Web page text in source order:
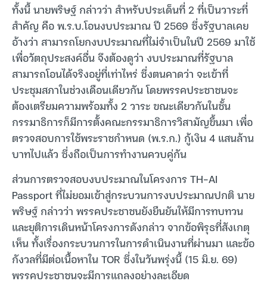
ทั้งนี้ นายพริษฐ์ กล่าวว่า สำหรับประเด็นที่ 2 ที่เป็นวาระที่
สำคัญ คือ พ.ร.บ.โอนงบประมาณ ปี 2569 ซึ่งรัฐบาลเคย
อ้างว่า สามารถโยกงบประมาณที่ไม่จำเป็นในปี 2569 มาใช้
เพื่อวัตถุประสงค์อื่น จึงต้องดูว่า งบประมาณที่รัฐบาล
สามารถโอนได้จริงอยู่ที่เท่าไหร่ ซึ่งตนคาดว่า จะเข้าที่
ประชุมสภาในช่วงเดือนเดียวกัน โดยพรรคประชาชนจะ
ต้องเตรียมความพร้อมทั้ง 2 วาระ ขณะเดียวกันในชั้น
กรรมาธิการก็มีการตั้งคณะกรรมาธิการวิสามัญขึ้นมา เพื่อ
ตรวจสอบการใช้พระราชกำหนด (พ.ร.ก.) กู้เงิน 4 แสนล้าน
บาทไปแล้ว ซึ่งถือเป็นการทำงานควบคู่กัน
ส่วนการตรวจสอบงบประมาณในโครงการ TH-AI
Passport ที่ไม่ยอมเข้าสู่กระบวนการงบประมาณปกติ นาย
พริษฐ์ กล่าวว่า พรรคประชาชนยังยืนยันให้มีการทบทวน
และยุติการเดินหน้าโครงการดังกล่าว จากข้อพิรุธที่สังเกตุ
เห็น ทั้งเรื่องกระบวนการในการดำเนินงานที่ผ่านมา และข้อ
กังวลที่มีต่อเนื้อหาใน TOR ซึ่งในวันพรุ่งนี้ (15 มิ.ย. 69)
พรรคประชาชนจะมีการแถลงอย่างละเอียด